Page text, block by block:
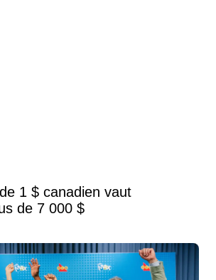
1 $ canadien vaut
de 7 000 $